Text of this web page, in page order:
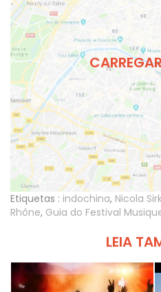
Etiquetas : indochina, Nicola
Rhône, Guia do Festival
LEIA